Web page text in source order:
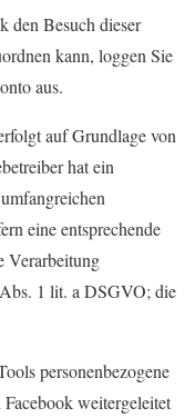
den Besuch dieser
kann, loggen Sie
aus.
auf Grundlage von
hat ein
eine entsprechende
Verarbeitung
1 lit. a DSGVO; die
personenbezogene
weitergeleitet